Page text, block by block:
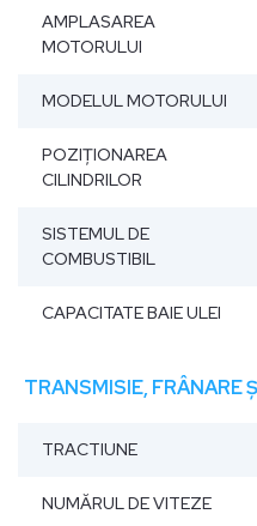
AMPLASAREA
MOTORULUI
MODELUL MOTORULUI
POZIŢIONAREA
CILINDRILOR
SISTEMUL DE
COMBUSTIBIL
CAPACITATE BAIE ULEI
TRANSMISIE, FRÂNARE
TRACTIUNE
NUMĂRUL DE VITEZE